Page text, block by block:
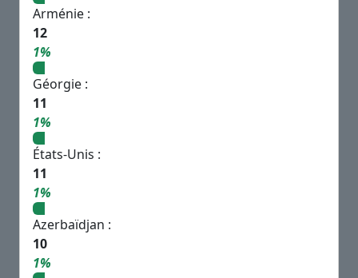
Arménie :
12
1%
Géorgie :
11
1%
États-Unis :
11
1%
Azerbaïdjan :
10
1%